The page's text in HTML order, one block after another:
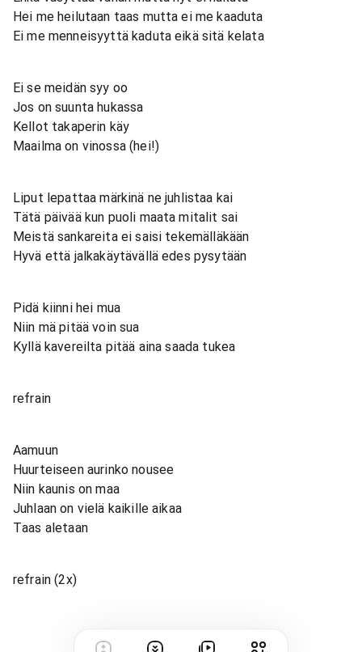
Hei me heilutaan taas mutta ei me kaaduta
Ei me menneisyyttä kaduta eikä sitä kelata
Ei se meidän syy oo
Jos on suunta hukassa
Kellot takaperin käy
Maailma on vinossa (hei!)
Liput lepattaa märkinä ne juhlistaa kai
Tätä päivää kun puoli maata mitalit sai
Meistä sankareita ei saisi tekemälläkään
Hyvä että jalkakäytävällä edes pysytään
Pidä kiinni hei mua
Niin mä pitää voin sua
Kyllä kavereilta pitää aina saada tukea
refrain
Aamuun
Huurteiseen aurinko nousee
Niin kaunis on maa
Juhlaan on vielä kaikille aikaa
Taas aletaan
refrain (2x)